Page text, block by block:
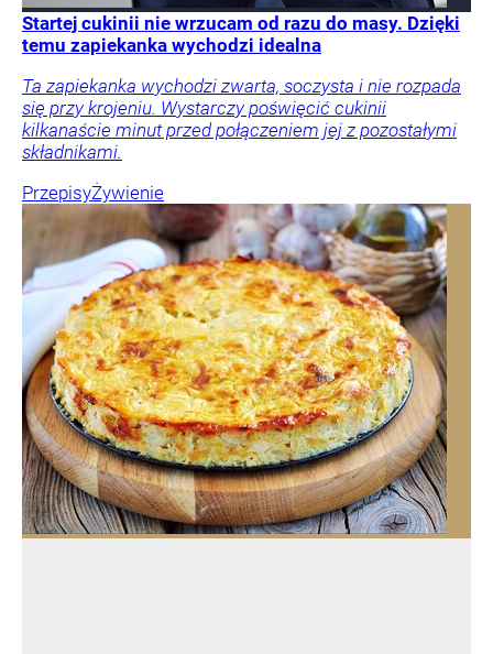
Startej cukinii nie wrzucam od razu do masy. Dzięki
temu zapiekanka wychodzi idealna
Ta zapiekanka wychodzi zwarta, soczysta i nie rozpada
się przy krojeniu. Wystarczy poświęcić cukinii
kilkanaście minut przed połączeniem jej z pozostałymi
składnikami.
PrzepisyŻywienie